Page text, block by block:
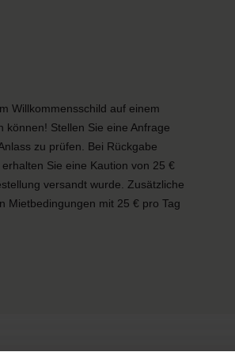
Willkommensschild auf einem
können! Stellen Sie eine Anfrage
zu prüfen. Bei Rückgabe
Sie eine Kaution von 25 €
versandt wurde. Zusätzliche
Mietbedingungen mit 25 € pro Tag